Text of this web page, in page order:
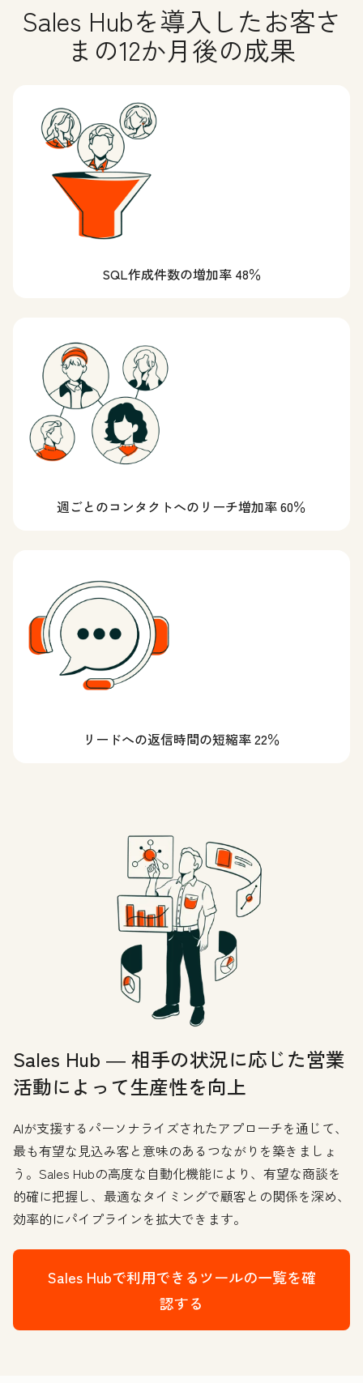
Sales Hubを導入したお客さ
まの12か月後の成果
SQL作成件数の増加率 48％
週ごとのコンタクトへのリーチ増加率 60％
リードへの返信時間の短縮率 22％
Sales Hub ― 相手の状況に応じた営業
活動によって生産性を向上
AIが支援するパーソナライズされたアプローチを通じて、
最も有望な見込み客と意味のあるつながりを築きましょ
う。Sales Hubの高度な自動化機能により、有望な商談を
的確に把握し、最適なタイミングで顧客との関係を深め、
効率的にパイプラインを拡大できます。
Sales Hubで利用できるツールの一覧を確
認する